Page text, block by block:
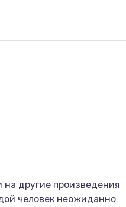
другие произведения
человек неожиданно